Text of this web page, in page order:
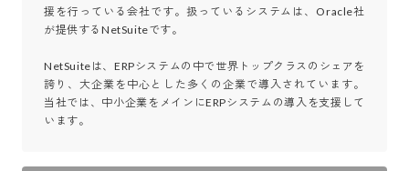
援を行っている会社です。扱っているシステムは、Oracle社
が提供するNetSuiteです。
NetSuiteは、ERPシステムの中で世界トップクラスのシェアを
誇り、大企業を中心とした多くの企業で導入されています。
当社では、中小企業をメインにERPシステムの導入を支援して
います。